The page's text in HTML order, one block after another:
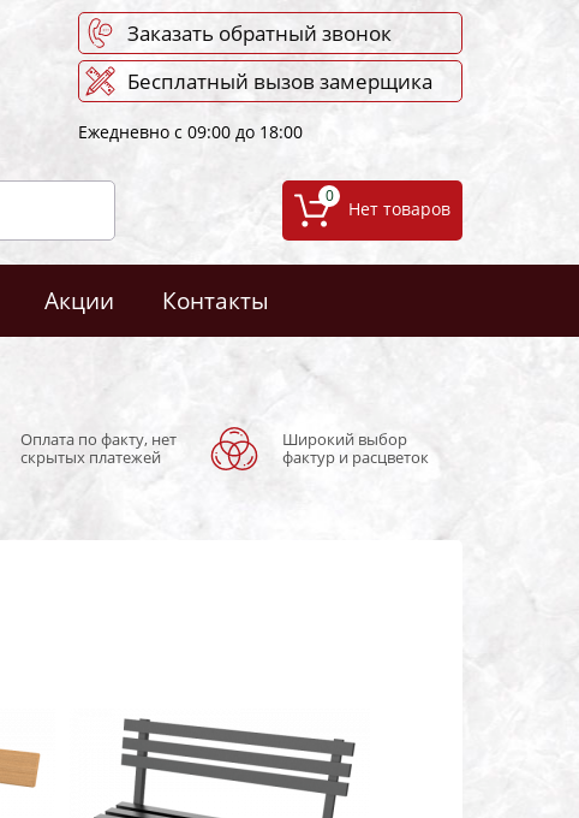
Заказать обратный звонок
Бесплатный вызов замерщика
Ежедневно с 09:00 до 18:00
0
Акции Контакты
Оплата по факту, нет
скрытых платежей
Широкий выбор
фактур и расцветок